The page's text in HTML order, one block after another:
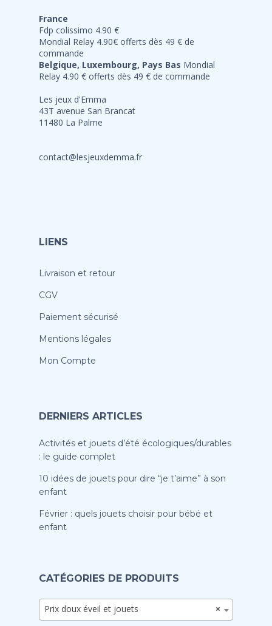
France
Fdp colissimo 4.90 €
Mondial Relay 4.90€ offerts dès 49 € de
commande
Belgique, Luxembourg, Pays Bas Mondial
Relay 4.90 € offerts dès 49 € de commande
Les jeux d'Emma
43T avenue San Brancat
11480 La Palme
contact@lesjeuxdemma.fr
LIENS
Livraison et retour
CGV
Paiement sécurisé
Mentions légales
Mon Compte
DERNIERS ARTICLES
Activités et jouets d’été écologiques/durables
: le guide complet
10 idées de jouets pour dire “je t’aime” à son
enfant
Février : quels jouets choisir pour bébé et
enfant
CATÉGORIES DE PRODUITS
×
Prix doux éveil et jouets